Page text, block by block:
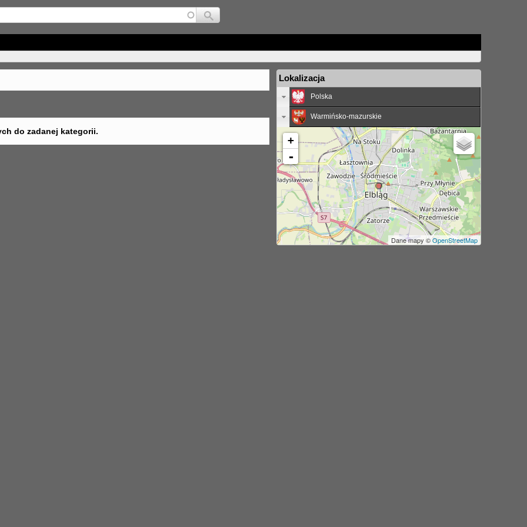
Jump to navigation
do zadanej kategorii.
Lokalizacja
Polska
Warmińsko-mazurskie
+
-
Dane mapy ©OpenStreetMap